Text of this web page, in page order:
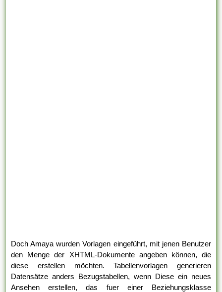
Doch Amaya wurden Vorlagen eingeführt, mit jenen Benutzer
den Menge der XHTML-Dokumente angeben können, die
diese erstellen möchten. Tabellenvorlagen generieren
Datensätze anders Bezugstabellen, wenn Diese ein neues
Ansehen erstellen, das fuer einer Beziehungsklasse